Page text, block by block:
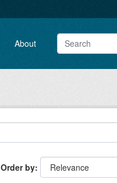
About
Order by